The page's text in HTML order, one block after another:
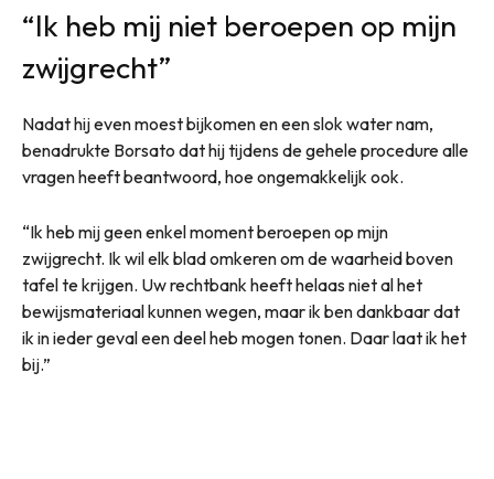
“Ik heb mij niet beroepen op mijn
zwijgrecht”
Nadat hij even moest bijkomen en een slok water nam,
benadrukte Borsato dat hij tijdens de gehele procedure alle
vragen heeft beantwoord, hoe ongemakkelijk ook.
“Ik heb mij geen enkel moment beroepen op mijn
zwijgrecht. Ik wil elk blad omkeren om de waarheid boven
tafel te krijgen. Uw rechtbank heeft helaas niet al het
bewijsmateriaal kunnen wegen, maar ik ben dankbaar dat
ik in ieder geval een deel heb mogen tonen. Daar laat ik het
bij.”